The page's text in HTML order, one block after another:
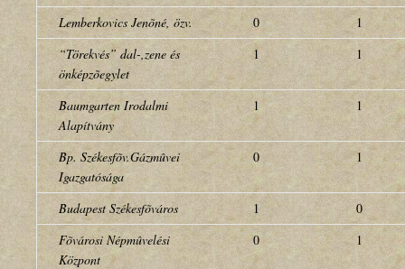
Lemberkovics Jenõné, özv. 0
1
“Törekvés” dal-,zene és
önképzõegylet
1 1
Baumgarten Irodalmi
Alapítvány
1 1
Bp. Székesfõv.Gázmûvei
Igazgatósága
0 1
Budapest Székesfõváros 1
0
Fõvárosi Népmûvelési
Központ
0 1